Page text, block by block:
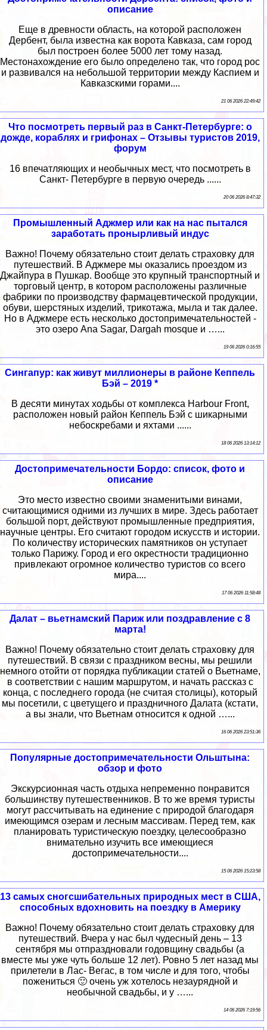
описание
Еще в древности область, на которой расположен
Дербент, была известна как ворота Кавказа, сам город
был построен более 5000 лет тому назад.
Местонахождение его было определено так, что город рос
и развивался на небольшой территории между Каспием и
Кавказскими горами....
21 06 2026 22:49:42
Что посмотреть первый раз в Санкт-Петербурге: о
дожде, кораблях и грифонах – Отзывы туристов 2019,
форум
16 впечатляющих и необычных мест, что посмотреть в
Санкт- Петербурге в первую очередь ......
20 06 2026 8:47:32
Промышленный Аджмер или как на нас пытался
заработать пронырливый индус
Важно! Почему обязательно стоит делать страховку для
путешествий. В Аджмере мы оказались проездом из
Джайпура в Пушкар. Вообще это крупный транспортный и
торговый центр, в котором расположены различные
фабрики по производству фармацевтической продукции,
обуви, шерстяных изделий, трикотажа, мыла и так далее.
Но в Аджмере есть несколько достопримечательностей -
это озеро Ana Sagar, Dargah mosque и …...
19 06 2026 0:16:55
Сингапур: как живут миллионеры в районе Кеппель
Бэй – 2019 *
В десяти минутах ходьбы от комплекса Harbour Front,
расположен новый район Кеппель Бэй с шикарными
небоскребами и яхтами ......
18 06 2026 13:14:12
Достопримечательности Бордо: список, фото и
описание
Это место известно своими знаменитыми винами,
считающимися одними из лучших в мире. Здесь работает
большой порт, действуют промышленные предприятия,
научные центры. Его считают городом искусств и истории.
По количеству исторических памятников он уступает
только Парижу. Город и его окрестности традиционно
привлекают огромное количество туристов со всего
мира....
17 06 2026 11:58:48
Далат – вьетнамский Париж или поздравление с 8
марта!
Важно! Почему обязательно стоит делать страховку для
путешествий. В связи с праздником весны, мы решили
немного отойти от порядка публикации статей о Вьетнаме,
в соответствии с нашим маршрутом, и начать рассказ с
конца, с последнего города (не считая столицы), который
мы посетили, с цветущего и праздничного Далата (кстати,
а вы знали, что Вьетнам относится к одной …...
16 06 2026 23:51:36
Популярные достопримечательности Ольштына:
обзор и фото
Экскурсионная часть отдыха непременно понравится
большинству путешественников. В то же время туристы
могут рассчитывать на единение с природой благодаря
имеющимся озерам и лесным массивам. Перед тем, как
планировать туристическую поездку, целесообразно
внимательно изучить все имеющиеся
достопримечательности....
15 06 2026 15:23:58
13 самых сногсшибательных природных мест в США,
способных вдохновить на поездку в Америку
Важно! Почему обязательно стоит делать страховку для
путешествий. Вчера у нас был чудесный день – 13
сентября мы отпраздновали годовщину свадьбы (а
вместе мы уже чуть больше 12 лет). Ровно 5 лет назад мы
прилетели в Лас- Вегас, в том числе и для того, чтобы
пожениться 🙂 очень уж хотелось незаурядной и
необычной свадьбы, и у …...
14 06 2026 7:19:56